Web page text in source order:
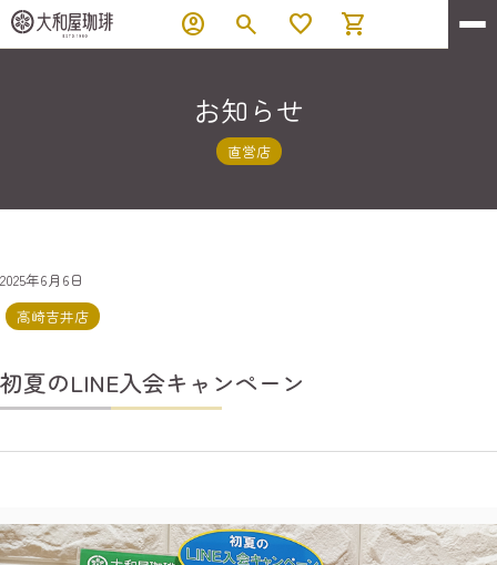
account_circle search favorite shopping_cart
お知らせ
直営店
2025年6月6日
高崎吉井店
初夏のLINE入会キャンペーン